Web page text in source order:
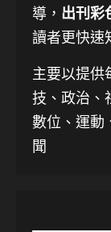
導， 出刊彩
讀者更快速
主要以提供
技、 政治、
數位、運動
聞